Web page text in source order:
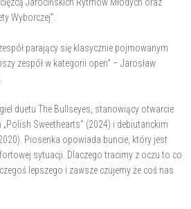
Wyborczej".
parający się klasycznie pojmowanym
zespół w kategorii open" – Jarosław
duetu The Bullseyes, stanowiący otwarcie
Sweethearts" (2024) i debiutanckim
Piosenka opowiada buncie, który jest
sytuacji. Dlaczego tracimy z oczu to co
lepszego i zawsze czujemy że coś nas